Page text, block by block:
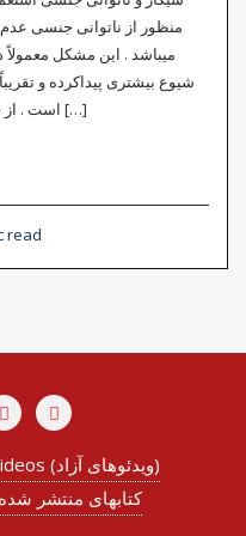
منظور از ناتوانی جنسی عدم
میباشد . این مشکل معمولاً
است . از جمله زمینه های بدنی ایجاد کننده ناتوانی […]
read
Videos (ویدئوهای آزاد)
کتابهای منتشر شده